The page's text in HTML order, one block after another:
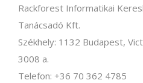
Rackforest Informatikai
Tanácsadó Kft.
Székhely: 1132 Budapest,
3008 a.
Telefon: +36 70 362 4785